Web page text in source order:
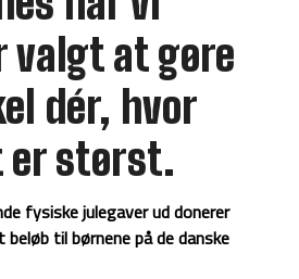
valgt at gøre
dér, hvor
er størst.
fysiske julegaver ud donerer
beløb til børnene på de danske